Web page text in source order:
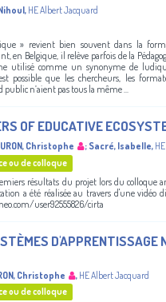
, HE Albert Jacquard
» revient bien souvent dans la
en Belgique, il relève parfois de la
utilisé comme un synonyme de
possible que les chercheurs, les
n’aient pas tous la même ...
OF EDUCATIVE
Christophe ; Sacré, Isabelle,
ou de colloque
résultats du projet lors du colloque
a été réalisée au travers d'une vidéo
user92555826/cirta
D'APPRENTISSAGE
Christophe , HE Albert Jacquard
ou de colloque